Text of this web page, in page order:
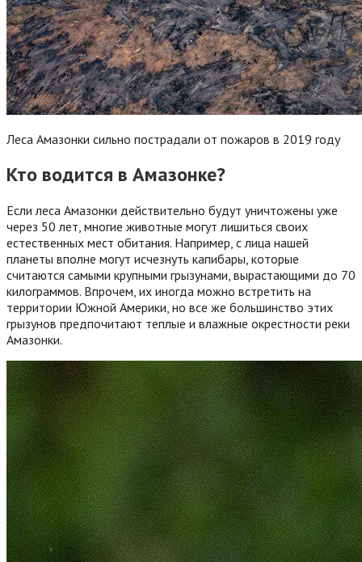
Леса Амазонки сильно пострадали от пожаров в 2019 году
Кто водится в Амазонке?
Если леса Амазонки действительно будут уничтожены уже
через 50 лет, многие животные могут лишиться своих
естественных мест обитания. Например, с лица нашей
планеты вполне могут исчезнуть капибары, которые
считаются самыми крупными грызунами, вырастающими до 70
килограммов. Впрочем, их иногда можно встретить на
территории Южной Америки, но все же большинство этих
грызунов предпочитают теплые и влажные окрестности реки
Амазонки.